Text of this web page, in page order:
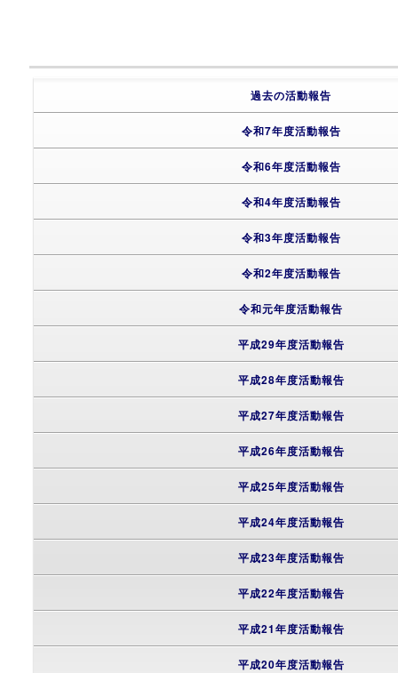
過去の活動報告
令和7年度活動報告
令和6年度活動報告
令和4年度活動報告
令和3年度活動報告
令和2年度活動報告
令和元年度活動報告
平成29年度活動報告
平成28年度活動報告
平成27年度活動報告
平成26年度活動報告
平成25年度活動報告
平成24年度活動報告
平成23年度活動報告
平成22年度活動報告
平成21年度活動報告
平成20年度活動報告